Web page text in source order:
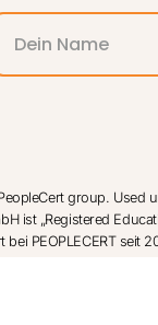
group. Used
ist „Registered
bei PEOPLECERT seit